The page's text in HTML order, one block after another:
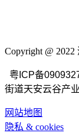
Copyright @
粤ICP备
街道天安云谷产
网站地图
隐私 & cookies